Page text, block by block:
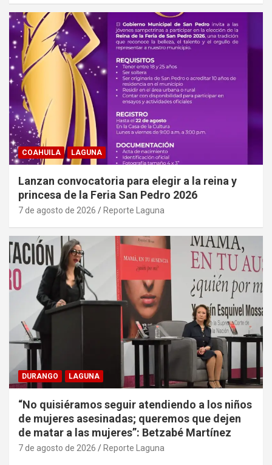
COAHUILA LAGUNA
Lanzan convocatoria para elegir a la reina y
princesa de la Feria San Pedro 2026
7 de agosto de 2026 Reporte Laguna
DURANGO LAGUNA
“No quisiéramos seguir atendiendo a los niños
de mujeres asesinadas; queremos que dejen
de matar a las mujeres”: Betzabé Martínez
7 de agosto de 2026 Reporte Laguna